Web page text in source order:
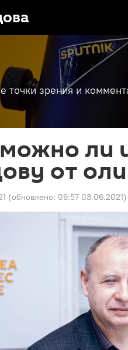
зрения и
ли
от
(обновлено: 09:57 03.06.2021)